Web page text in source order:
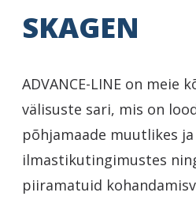
SKAGEN
ADVANCE-LINE on meie
välisuste sari, mis on
põhjamaade muutlikes
ilmastikutingimustes
piiramatuid